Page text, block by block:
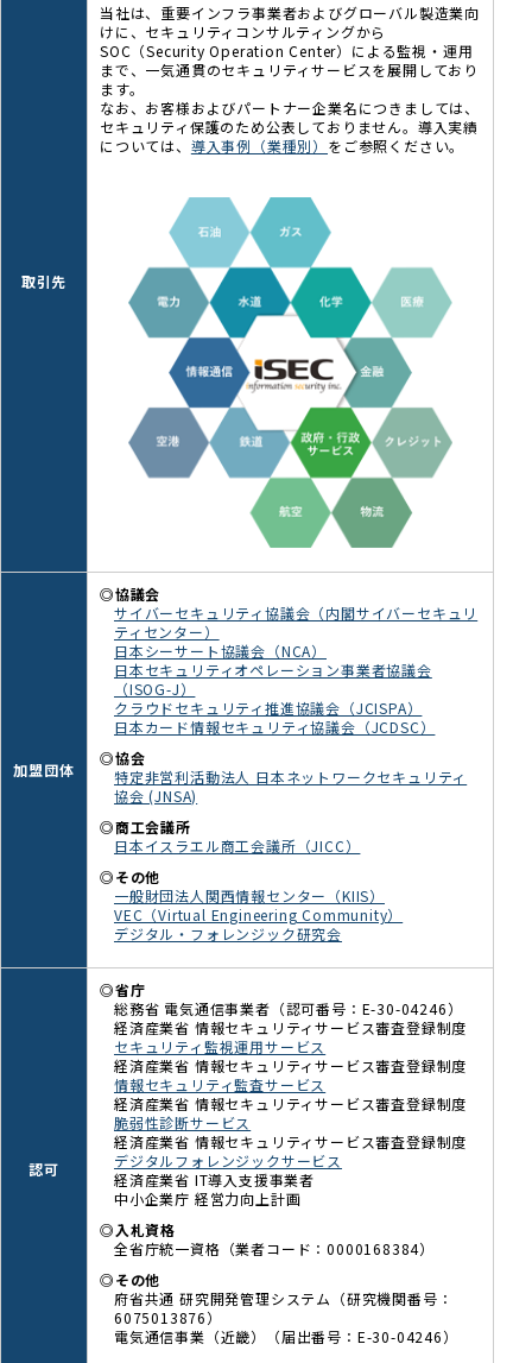
取引先
当社は、重要インフラ事業者およびグローバル製造業向
けに、セキュリティコンサルティングから
SOC（Security Operation Center）による監視・運用
まで、一気通貫のセキュリティサービスを展開しており
ます。
なお、お客様およびパートナー企業名につきましては、
セキュリティ保護のため公表しておりません。導入実績
については、 導入事例（業種別） をご参照ください。
加盟団体
◎協議会
サイバーセキュリティ協議会（内閣サイバーセキュリ
ティセンター）
日本シーサート協議会（NCA）
日本セキュリティオペレーション事業者協議会
（ISOG-J）
クラウドセキュリティ推進協議会（JCISPA）
日本カード情報セキュリティ協議会（JCDSC）
◎協会
特定非営利活動法人 日本ネットワークセキュリティ
協会 (JNSA)
◎商工会議所
日本イスラエル商工会議所（JICC）
◎その他
一般財団法人関西情報センター（KIIS）
VEC（Virtual Engineering Community）
デジタル・フォレンジック研究会
認可
◎省庁
総務省 電気通信事業者（認可番号：E-30-04246）
経済産業省 情報セキュリティサービス審査登録制度
セキュリティ監視運用サービス
経済産業省 情報セキュリティサービス審査登録制度
情報セキュリティ監査サービス
経済産業省 情報セキュリティサービス審査登録制度
脆弱性診断サービス
経済産業省 情報セキュリティサービス審査登録制度
デジタルフォレンジックサービス
経済産業省 IT導入支援事業者
中小企業庁 経営力向上計画
◎入札資格
全省庁統一資格（業者コード：0000168384）
◎その他
府省共通 研究開発管理システム（研究機関番号：
6075013876）
電気通信事業（近畿）（届出番号：E-30-04246）